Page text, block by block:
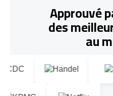
Approuvé
des
au